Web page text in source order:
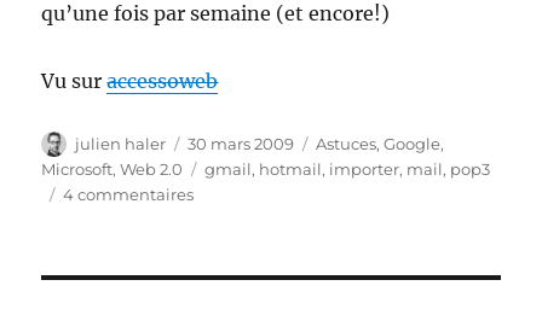
qu’une fois par semaine (et encore!)
Vu suraccessoweb
Auteur
julien haler
Publié
le
30 mars 2009 Catégories
Astuces,Google,
Microsoft,Web 2.0 Étiquettes
gmail, hotmail, importer, mail, pop3
4 commentairessur